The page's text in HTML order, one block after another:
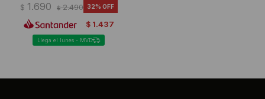
$ 1.690 $ 2.490 32
$ 1.437
Llega el lunes - MVD